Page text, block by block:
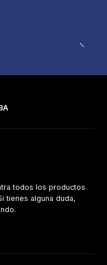
todos los productos
tienes alguna duda,